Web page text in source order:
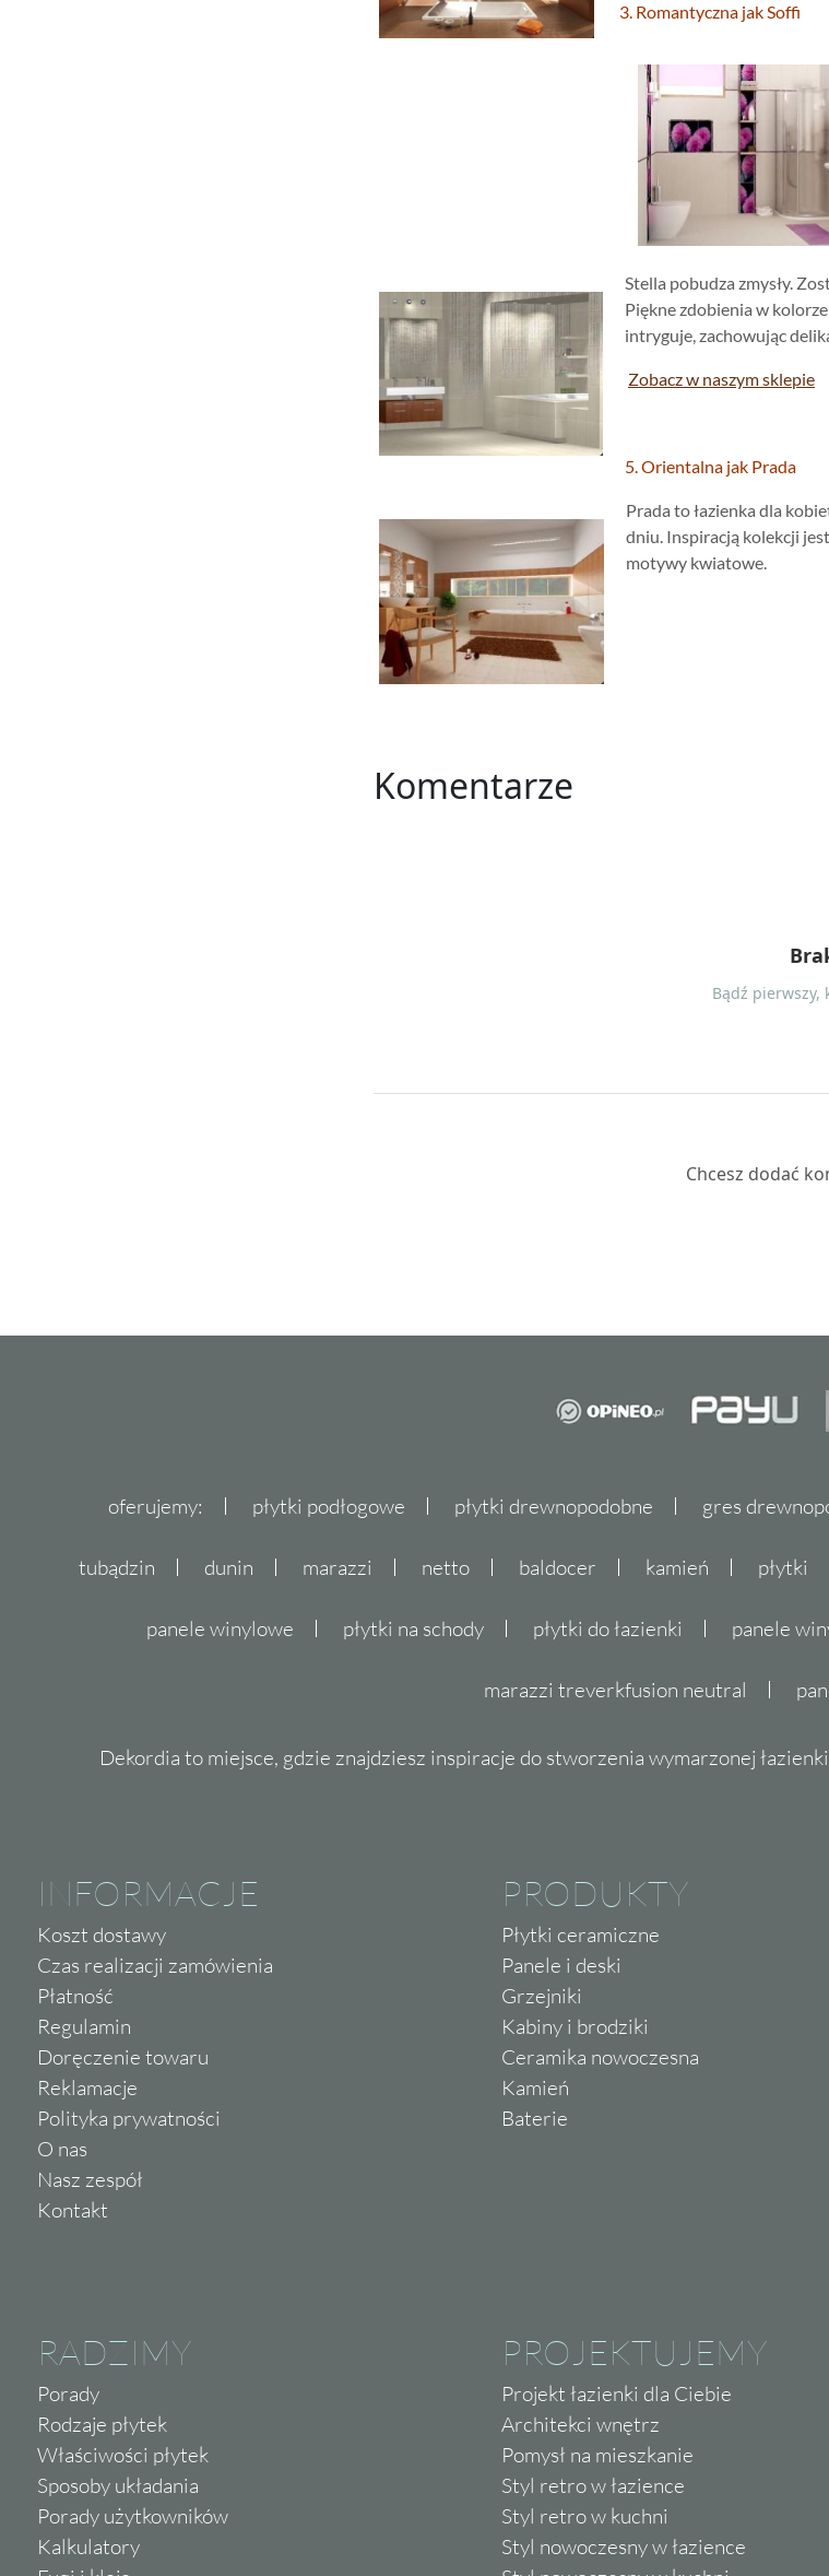
3. Romantyczna jak Soffi
Stella pobudza zmysły.
Piękne zdobienia w
intryguje, zachowując
Zobacz w naszym sklepie
5. Orientalna jak Prada
Prada to łazienka dla
dniu. Inspiracją kolekcji
motywy kwiatowe.
Komentarze
Bądź pierwszy,
Chcesz dodać
oferujemy: płytki podłogowe płytki drewnopodobne gres
tubądzin dunin marazzi netto baldocer kamień płytki
panele winylowe płytki na schody płytki do łazienki panele
marazzi treverkfusion neutral
Dekordia to miejsce, gdzie znajdziesz inspiracje do stworzenia wymarzonej
INFORMACJE
Koszt dostawy
Czas realizacji zamówienia
Płatność
Regulamin
Doręczenie towaru
Reklamacje
Polityka prywatności
O nas
Nasz zespół
Kontakt
PRODUKTY
Płytki ceramiczne
Panele i deski
Grzejniki
Kabiny i brodziki
Ceramika nowoczesna
Kamień
Baterie
RADZIMY
Porady
Rodzaje płytek
Właściwości płytek
Sposoby układania
Porady użytkowników
Kalkulatory
PROJEKTUJEMY
Projekt łazienki dla Ciebie
Architekci wnętrz
Pomysł na mieszkanie
Styl retro w łazience
Styl retro w kuchni
Styl nowoczesny w łazience